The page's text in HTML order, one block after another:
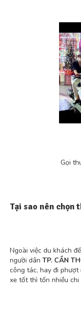
Gọi
Tại sao nên chọn
Ngoài việc du khách
người dân TP. CẦN
công tác, hay đi phượt
xe tốt thì tốn nhiều chi